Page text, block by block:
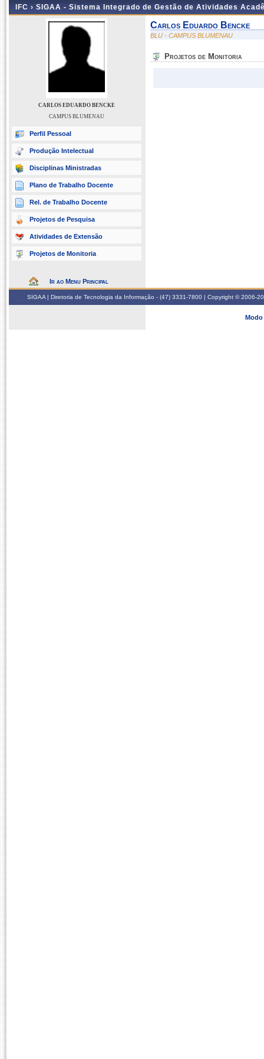
IFC › SIGAA - Sistema Integrado de Gestão de Atividades
CARLOS EDUARDO BENCKE
CAMPUS BLUMENAU
Perfil Pessoal
Produção Intelectual
Disciplinas Ministradas
Plano de Trabalho Docente
Rel. de Trabalho Docente
Projetos de Pesquisa
Atividades de Extensão
Projetos de Monitoria
Ir ao Menu Principal
Carlos Eduardo Bencke
BLU - CAMPUS BLUMENAU
Projetos de Monitoria
SIGAA | Diretoria de Tecnologia da Informação - (47) 3331-7800 | Copyright © 2006-
Modo